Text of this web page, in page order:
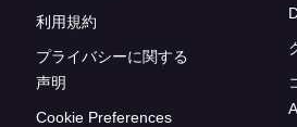
利用規約
プライバシーに関する
声明
Cookie Preferences